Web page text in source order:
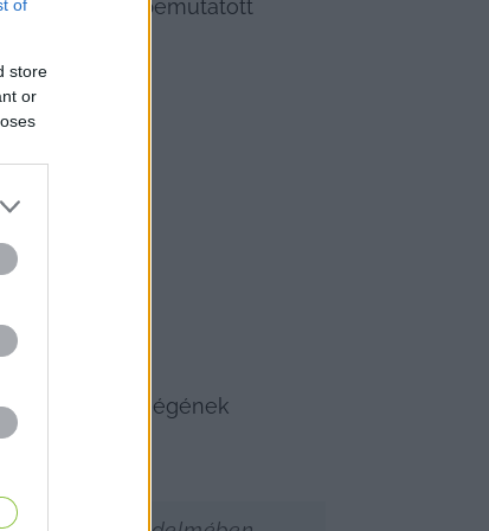
of
store
or
bemutatott
kötelezettségének